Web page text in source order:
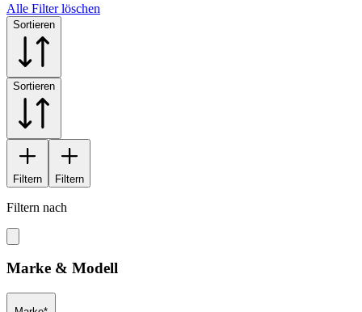
Alle Filter löschen
Sortieren
Sortieren
Filtern Filtern
Filtern nach
Marke & Modell